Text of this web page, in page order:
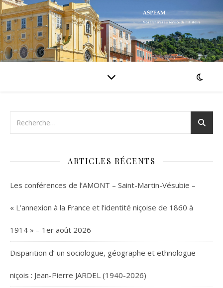
ARTICLES RÉCENTS
Les conférences de l’AMONT – Saint-Martin-Vésubie –
« L’annexion à la France et l’identité niçoise de 1860 à
1914 » – 1er août 2026
Disparition d’ un sociologue, géographe et ethnologue
niçois : Jean-Pierre JARDEL (1940-2026)